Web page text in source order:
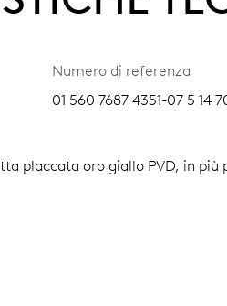
Numero di referenza
01 560 7687 4351-07 5 14
placcata oro giallo PVD, in più